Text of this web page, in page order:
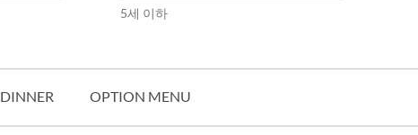
5세 이하
DINNER OPTION MENU